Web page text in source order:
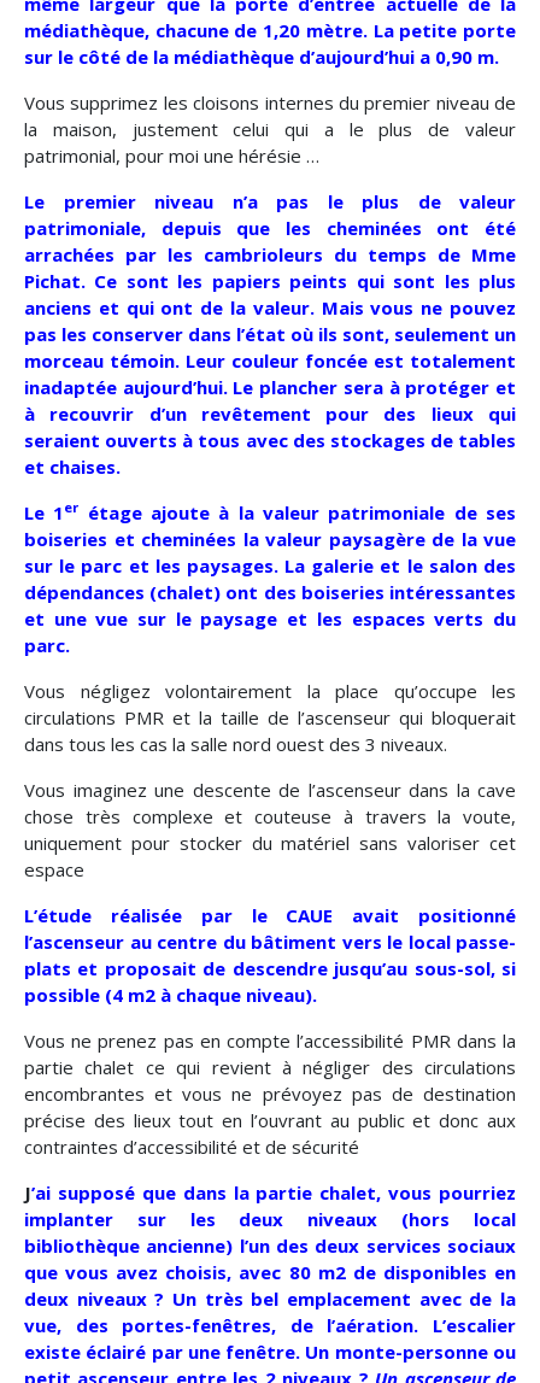
médiathèque, chacune de 1,20 mètre. La petite porte
sur le côté de la médiathèque d’aujourd’hui a 0,90 m.
Vous supprimez les cloisons internes du premier niveau de
la maison, justement celui qui a le plus de valeur
patrimonial, pour moi une hérésie …
Le premier niveau n’a pas le plus de valeur
patrimoniale, depuis que les cheminées ont été
arrachées par les cambrioleurs du temps de Mme
Pichat. Ce sont les papiers peints qui sont les plus
anciens et qui ont de la valeur. Mais vous ne pouvez
pas les conserver dans l’état où ils sont, seulement un
morceau témoin. Leur couleur foncée est totalement
inadaptée aujourd’hui. Le plancher sera à protéger et
à recouvrir d’un revêtement pour des lieux qui
seraient ouverts à tous avec des stockages de tables
et chaises.
Le 1 er étage ajoute à la valeur patrimoniale de ses
boiseries et cheminées la valeur paysagère de la vue
sur le parc et les paysages. La galerie et le salon des
dépendances (chalet) ont des boiseries intéressantes
et une vue sur le paysage et les espaces verts du
parc.
Vous négligez volontairement la place qu’occupe les
circulations PMR et la taille de l’ascenseur qui bloquerait
dans tous les cas la salle nord ouest des 3 niveaux.
Vous imaginez une descente de l’ascenseur dans la cave
chose très complexe et couteuse à travers la voute,
uniquement pour stocker du matériel sans valoriser cet
espace
L’étude réalisée par le CAUE avait positionné
l’ascenseur au centre du bâtiment vers le local passe-
plats et proposait de descendre jusqu’au sous-sol, si
possible (4 m2 à chaque niveau).
Vous ne prenez pas en compte l’accessibilité PMR dans la
partie chalet ce qui revient à négliger des circulations
encombrantes et vous ne prévoyez pas de destination
précise des lieux tout en l’ouvrant au public et donc aux
contraintes d’accessibilité et de sécurité
J’ai supposé que dans la partie chalet, vous pourriez
implanter sur les deux niveaux (hors local
bibliothèque ancienne) l’un des deux services sociaux
que vous avez choisis, avec 80 m2 de disponibles en
deux niveaux ? Un très bel emplacement avec de la
vue, des portes-fenêtres, de l’aération. L’escalier
existe éclairé par une fenêtre. Un monte-personne ou